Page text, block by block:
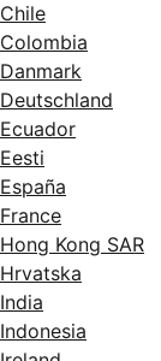
Chile
Colombia
Danmark
Deutschland
Ecuador
Eesti
España
France
Hong Kong SAR
Hrvatska
India
Indonesia